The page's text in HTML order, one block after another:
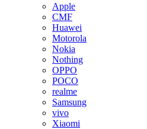
Apple
CMF
Huawei
Motorola
Nokia
Nothing
OPPO
POCO
realme
Samsung
vivo
Xiaomi